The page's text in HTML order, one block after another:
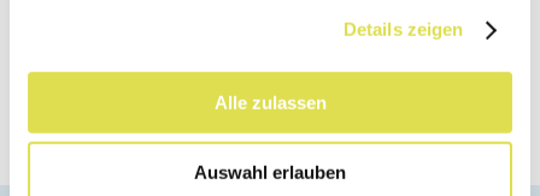
Details zeigen
Alle zulassen
Auswahl erlauben
Video: Boston Dynamics